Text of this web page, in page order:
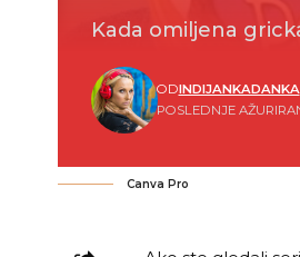
Kada omiljena
POSLEDNJE
ODINDIJANKADANKA
Canva Pro